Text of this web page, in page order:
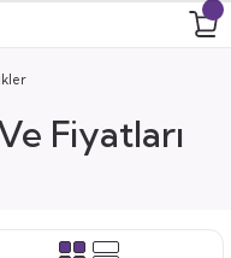
Fiyatları